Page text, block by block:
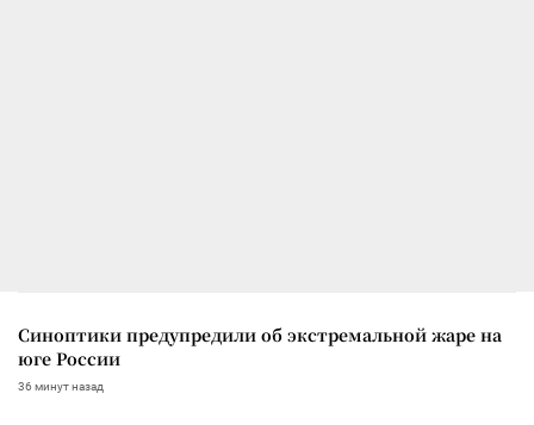
Синоптики предупредили об экстремальной жаре на
юге России
36 минут назад